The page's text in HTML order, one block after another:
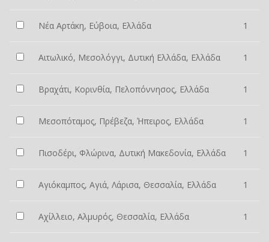
Νέα Αρτάκη, Εύβοια, Ελλάδα 1
Αιτωλικό, Μεσολόγγι, Δυτική Ελλάδα, Ελλάδα 1
Βραχάτι, Κορινθία, Πελοπόννησος, Ελλάδα 1
Μεσοπόταμος, Πρέβεζα, Ήπειρος, Ελλάδα 1
Πισοδέρι, Φλώρινα, Δυτική Μακεδονία, Ελλάδα 1
Αγιόκαμπος, Αγιά, Λάρισα, Θεσσαλία, Ελλάδα 1
Αχίλλειο, Αλμυρός, Θεσσαλία, Ελλάδα 1